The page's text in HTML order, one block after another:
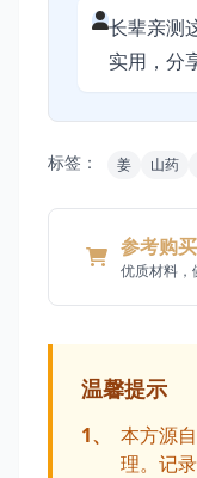
长辈亲测
实用，分
标签： 姜 山药
参考购买
优质材料，
温馨提示
1、
本方源
理。记